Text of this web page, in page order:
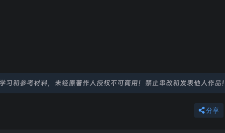
和参考材料，未经原著作人授权不可商用！禁止串改和发表他人作品！
分享